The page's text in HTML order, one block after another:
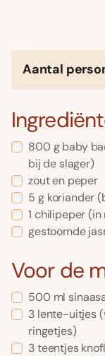
Aantal
800 g baby
bij de slager)
zout en peper
5 g koriander
1 chilipeper(in
gestoomde
Voor de
500 ml
3 lente-uitjes
ringetjes)
3teentjes